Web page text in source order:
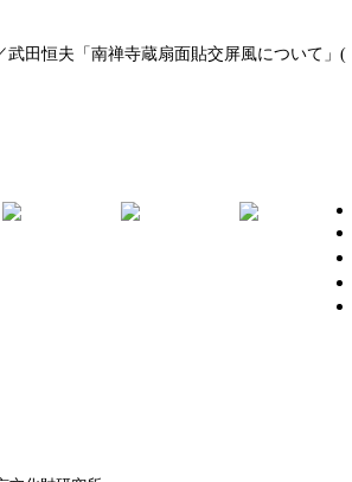
田恒夫「南禅寺蔵扇面貼交屏風について」(